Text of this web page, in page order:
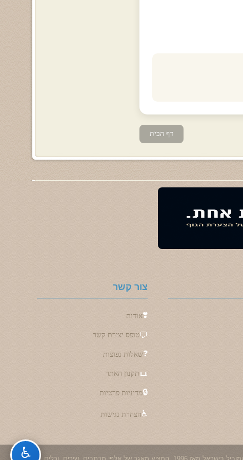
דף הבית
צור קשר
❣️אודות
💬טופס יצירת קשר
❓שאלות נפוצות
📜תקנון האתר
🔒מדיניות פרטיות
♿הצהרת נגישות
♿